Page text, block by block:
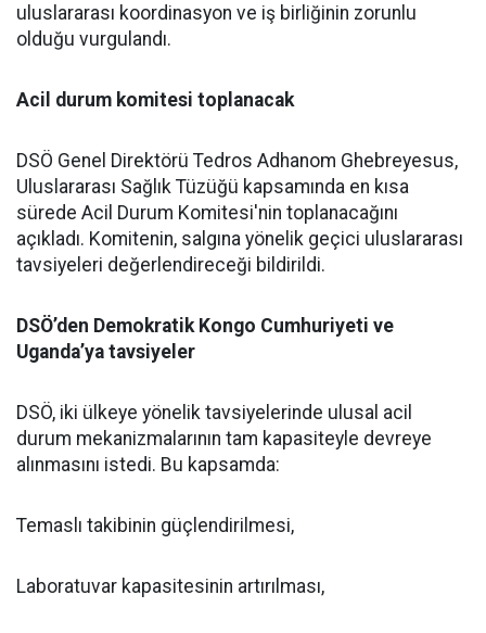
uluslararası koordinasyon ve iş birliğinin zorunlu
olduğu vurgulandı.
Acil durum komitesi toplanacak
DSÖ Genel Direktörü Tedros Adhanom Ghebreyesus,
Uluslararası Sağlık Tüzüğü kapsamında en kısa
sürede Acil Durum Komitesi'nin toplanacağını
açıkladı. Komitenin, salgına yönelik geçici uluslararası
tavsiyeleri değerlendireceği bildirildi.
DSÖ’den Demokratik Kongo Cumhuriyeti ve
Uganda’ya tavsiyeler
DSÖ, iki ülkeye yönelik tavsiyelerinde ulusal acil
durum mekanizmalarının tam kapasiteyle devreye
alınmasını istedi. Bu kapsamda:
Temaslı takibinin güçlendirilmesi,
Laboratuvar kapasitesinin artırılması,